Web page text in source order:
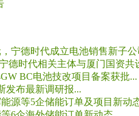
宁德时代成立电池销售新子公
德时代相关主体与厦门国资共
BC电池技改项目备案获批...
发布最新调研报...
源等5企储能订单及项目新动